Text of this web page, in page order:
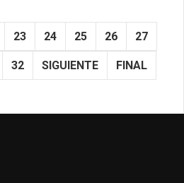
23 24 25 26 27
32 SIGUIENTE FINAL